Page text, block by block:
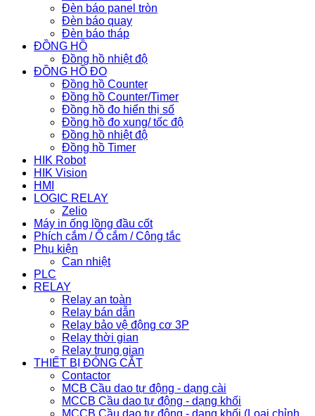
Đèn báo panel tròn
Đèn báo quay
Đèn báo tháp
ĐỒNG HỒ
Đồng hồ nhiệt độ
ĐỒNG HỒ ĐO
Đồng hồ Counter
Đồng hồ Counter/Timer
Đồng hồ đo hiển thị số
Đồng hồ đo xung/ tốc độ
Đồng hồ nhiệt độ
Đồng hồ Timer
HIK Robot
HIK Vision
HMI
LOGIC RELAY
Zelio
Máy in ống lồng đầu cốt
Phích cắm / Ổ cắm / Công tắc
Phụ kiện
Can nhiệt
PLC
RELAY
Relay an toàn
Relay bán dẫn
Relay bảo vệ động cơ 3P
Relay thời gian
Relay trung gian
THIẾT BỊ ĐÓNG CẮT
Contactor
MCB Cầu dao tự động - dạng cài
MCCB Cầu dao tự động - dạng khối
MCCB Cầu dao tự động - dạng khối (Loại chỉnh